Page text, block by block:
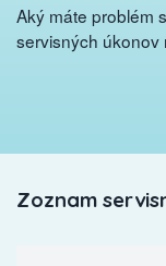
Aký máte problém
servisných úkonov
Zoznam